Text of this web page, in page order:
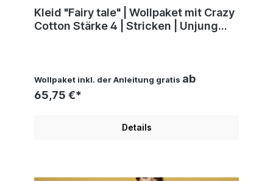
Kleid "Fairy tale" | Wollpaket mit Crazy
Cotton Stärke 4 | Stricken | Unjung
Wollpaket inkl. der Anleitung gratis ab
65,75 €*
Details